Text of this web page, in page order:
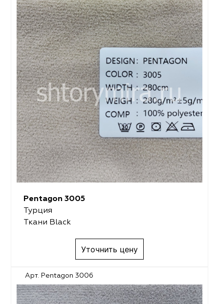
Pentagon 3005
Турция
Ткани Black
Уточнить цену
Арт. Pentagon 3006